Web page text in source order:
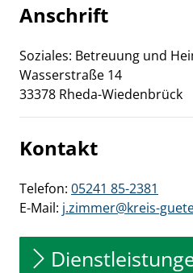
Anschrift
Soziales: Betreuung und
Wasserstraße 14
33378 Rheda-Wiedenbrück
Kontakt
Telefon: 05241 85-2381
E-Mail: j.zimmer@kreis-